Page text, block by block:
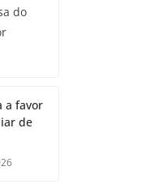
do
a favor
de